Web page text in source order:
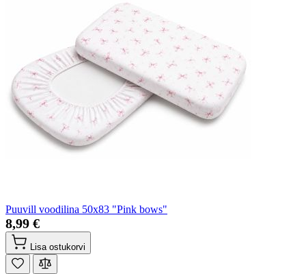
Puuvill voodilina 50x83 "Pink bows"
8,99 €
Lisa ostukorvi